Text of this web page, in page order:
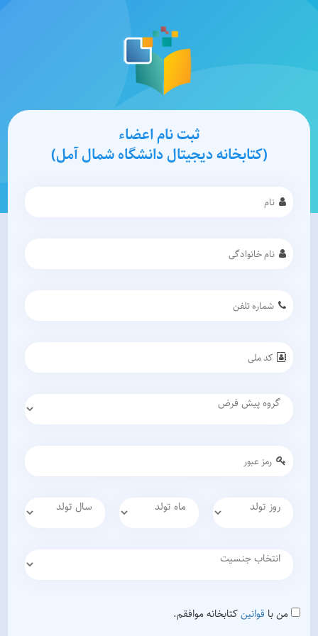
ثبت نام اعضاء
(کتابخانه دیجیتال دانشگاه شمال آمل)
من با قوانینکتابخانه موافقم.